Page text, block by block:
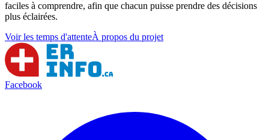
faciles à comprendre, afin que chacun puisse prendre des décisions
plus éclairées.
Voir les temps d'attenteÀ propos du projet
Facebook